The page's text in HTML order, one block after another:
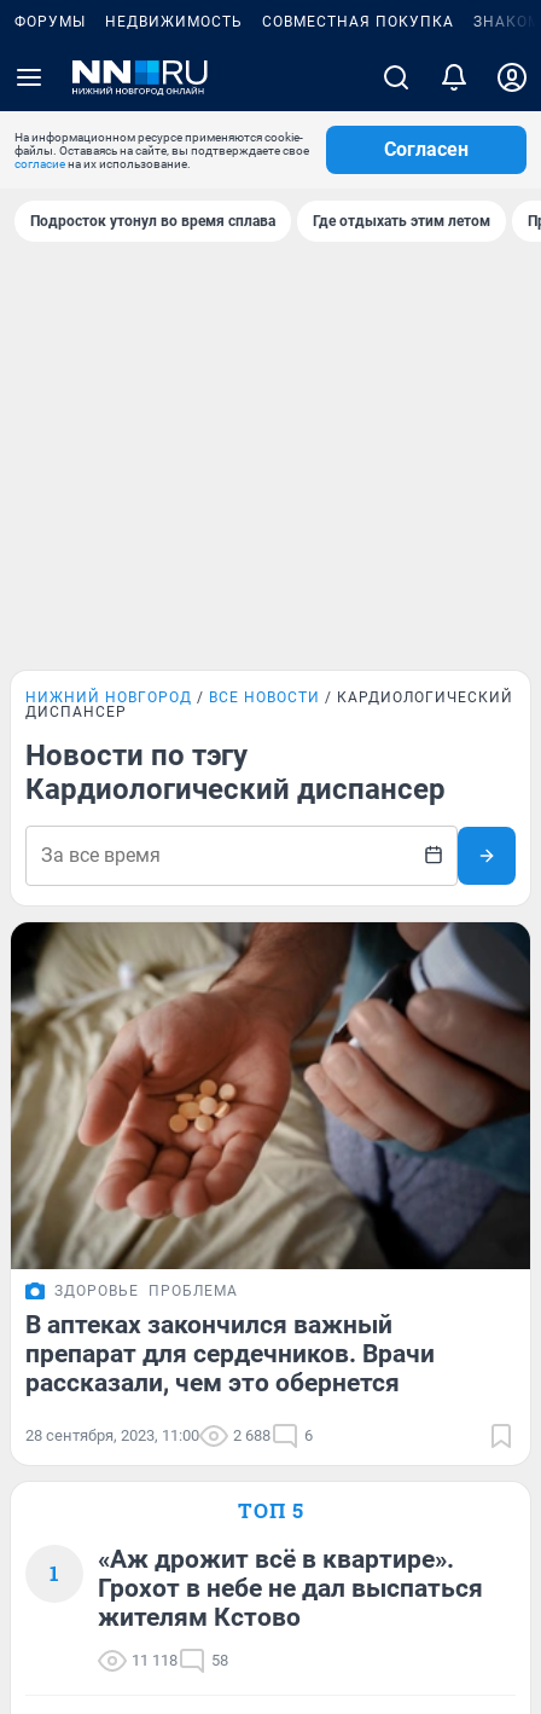
ФОРУМЫ НЕДВИЖИМОСТЬ СОВМЕСТНАЯ ПОКУПКА
На информационном ресурсе применяются cookie-
файлы. Оставаясь на сайте, вы подтверждаете свое
согласиена их использование.
Согласен
Подросток утонул во время сплава Где отдыхать этим летом
НИЖНИЙ НОВГОРОД ВСЕ НОВОСТИ
КАРДИОЛОГИЧЕСКИЙ
ДИСПАНСЕР
Новости по тэгу
Кардиологический диспансер
ЗДОРОВЬЕ ПРОБЛЕМА
В аптеках закончился важный
препарат для сердечников. Врачи
рассказали, чем это обернется
28 сентября, 2023, 11:00 2 688 6
ТОП 5
1
«Аж дрожит всё в квартире».
Грохот в небе не дал выспаться
жителям Кстово
11 118 58